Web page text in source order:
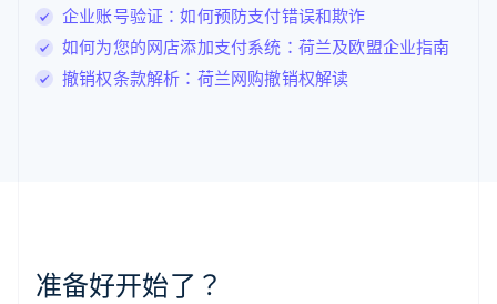
企业账号验证：如何预防支付错误和欺诈
如何为您的网店添加支付系统：荷兰及欧盟企业指南
撤销权条款解析：荷兰网购撤销权解读
准备好开始了？
卢森堡
罗马尼亚
English
挪威